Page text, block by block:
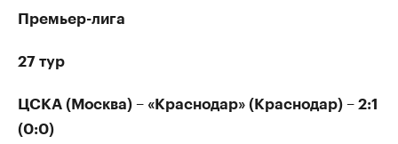
Премьер-лига
27 тур
ЦСКА (Москва) – «Краснодар» (Краснодар) – 2:1
(0:0)